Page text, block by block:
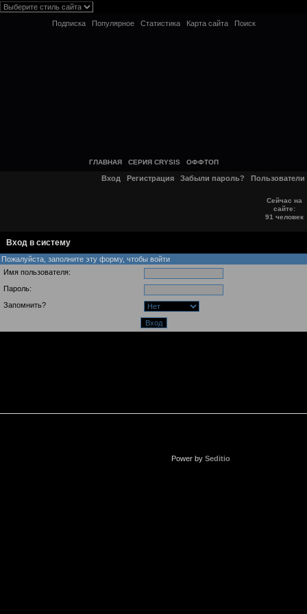
Подписка Популярное Статистика Карта сайта Поиск
ГЛАВНАЯ СЕРИЯ CRYSIS ОФФТОП
Вход Регистрация Забыли пароль? Пользователи
Сейчас на
сайте:
91 человек
Вход в систему
Пожалуйста, заполните эту форму, чтобы войти
Имя пользователя:
Пароль:
Запомнить?
Power by Seditio